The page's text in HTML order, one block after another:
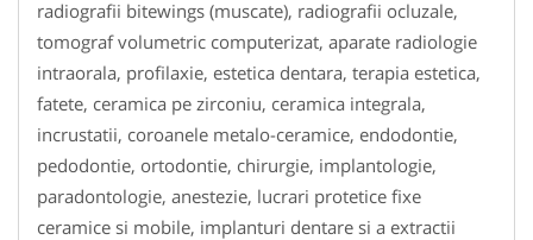
radiografii bitewings (muscate), radiografii ocluzale,
tomograf volumetric computerizat, aparate radiologie
intraorala, profilaxie, estetica dentara, terapia estetica,
fatete, ceramica pe zirconiu, ceramica integrala,
incrustatii, coroanele metalo-ceramice, endodontie,
pedodontie, ortodontie, chirurgie, implantologie,
paradontologie, anestezie, lucrari protetice fixe
ceramice si mobile, implanturi dentare si a extractii